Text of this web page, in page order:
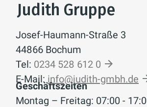
Judith Gruppe
Josef-Haumann-Straße 3
44866 Bochum
Tel: 0234 528 612 0
E-Mail: info@judith-gmbh.de
Geschäftszeiten
Montag – Freitag: 07:00 -